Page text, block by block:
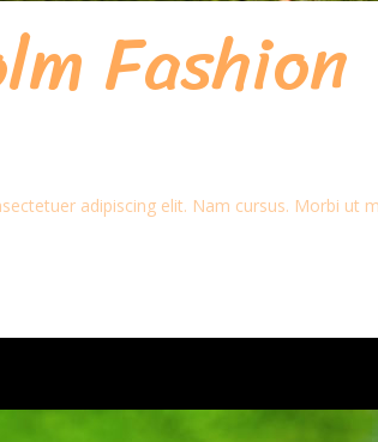
Fashion
adipiscing elit. Nam cursus. Morbi ut